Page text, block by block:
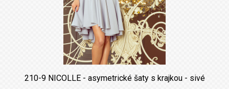
210-9 NICOLLE - asymetrické šaty s krajkou - sivé